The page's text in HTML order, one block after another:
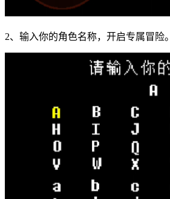
2、输入你的角色名称，开启专属冒险。